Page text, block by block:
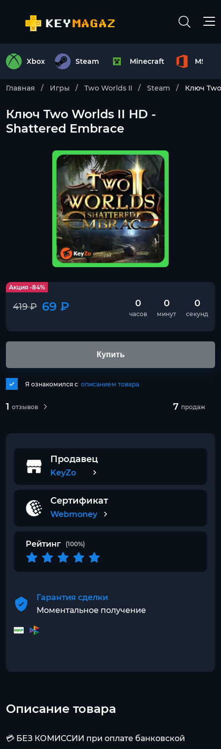
Xbox Steam Minecraft MS
Главная Игры Two Worlds II Steam Ключ
Ключ Two Worlds II HD -
Shattered Embrace
Акция -84%
419 ₽ 69 ₽ 0
часов
0
минут
0
секунд
1 отзывов 7 продаж
Я ознакомился с описанием товара
Купить
Продавец
KeyZo
Сертификат
Webmoney
Рейтинг (100%)
Гарантия сделки
Моментальное получение
Описание товара
💳 БЕЗ КОМИССИИ при оплате банковской